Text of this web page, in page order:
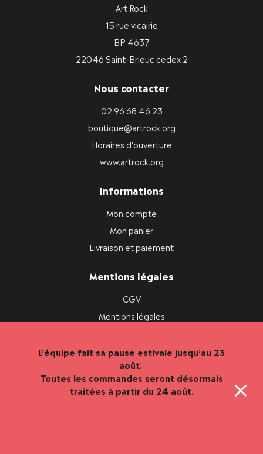
L’équipe fait sa pause estivale jusqu’au 23
août.
Toutes les commandes seront désormais
traitées à partir du 24 août.
Art Rock
15 rue vicairie
BP 4637
22046 Saint-Brieuc cedex 2
Nous contacter
02 96 68 46 23
boutique@artrock.org
Horaires d'ouverture
www.artrock.org
Informations
Mon compte
Mon panier
Livraison et paiement
Mentions légales
CGV
Mentions légales